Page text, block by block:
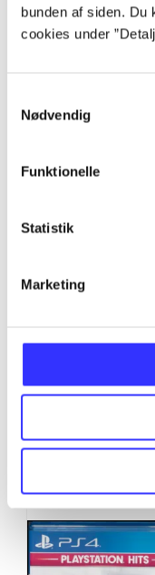
bunden af siden.
cookies under
Nødvendig
Funktionelle
Statistik
Marketing
Alle registrerede
Minder om